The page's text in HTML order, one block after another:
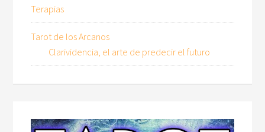
Terapias
Tarot de los Arcanos
Clarividencia, el arte de predecir el futuro